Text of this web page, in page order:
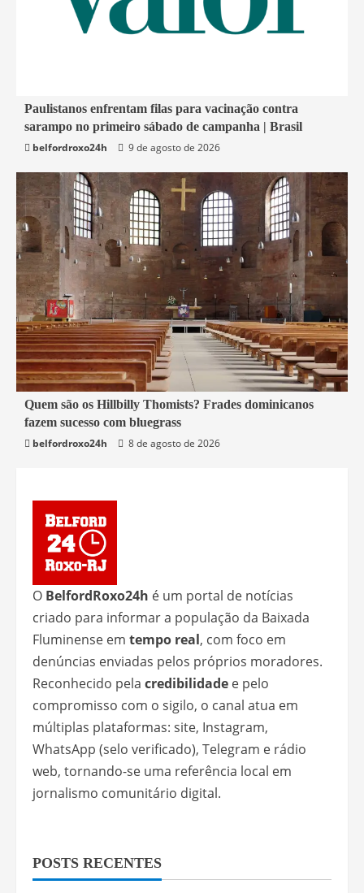
4 min read
Economia
Paulistanos enfrentam filas para vacinação contra
sarampo no primeiro sábado de campanha | Brasil
belfordroxo24h
9 de agosto de 2026
4 min read
Mundo
Quem são os Hillbilly Thomists? Frades dominicanos
fazem sucesso com bluegrass
belfordroxo24h
8 de agosto de 2026
O BelfordRoxo24h é um portal de notícias
criado para informar a população da Baixada
Fluminense em tempo real, com foco em
denúncias enviadas pelos próprios moradores.
Reconhecido pela credibilidade e pelo
compromisso com o sigilo, o canal atua em
múltiplas plataformas: site, Instagram,
WhatsApp (selo verificado), Telegram e rádio
web, tornando-se uma referência local em
jornalismo comunitário digital.
POSTS RECENTES